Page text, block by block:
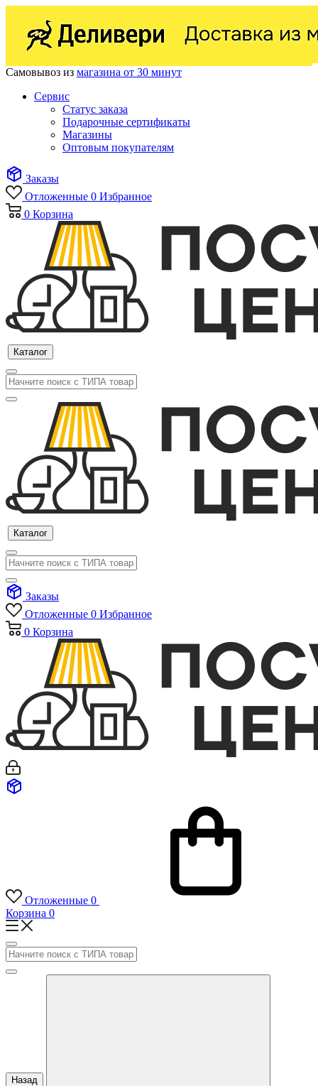
Самовывоз из магазина от 30 минут
Сервис
Статус заказа
Подарочные сертификаты
Магазины
Оптовым покупателям
Заказы
Отложенные 0 Избранное
0 Корзина
Каталог
Каталог
Заказы
Отложенные 0 Избранное
0 Корзина
Отложенные 0
Корзина 0
Назад